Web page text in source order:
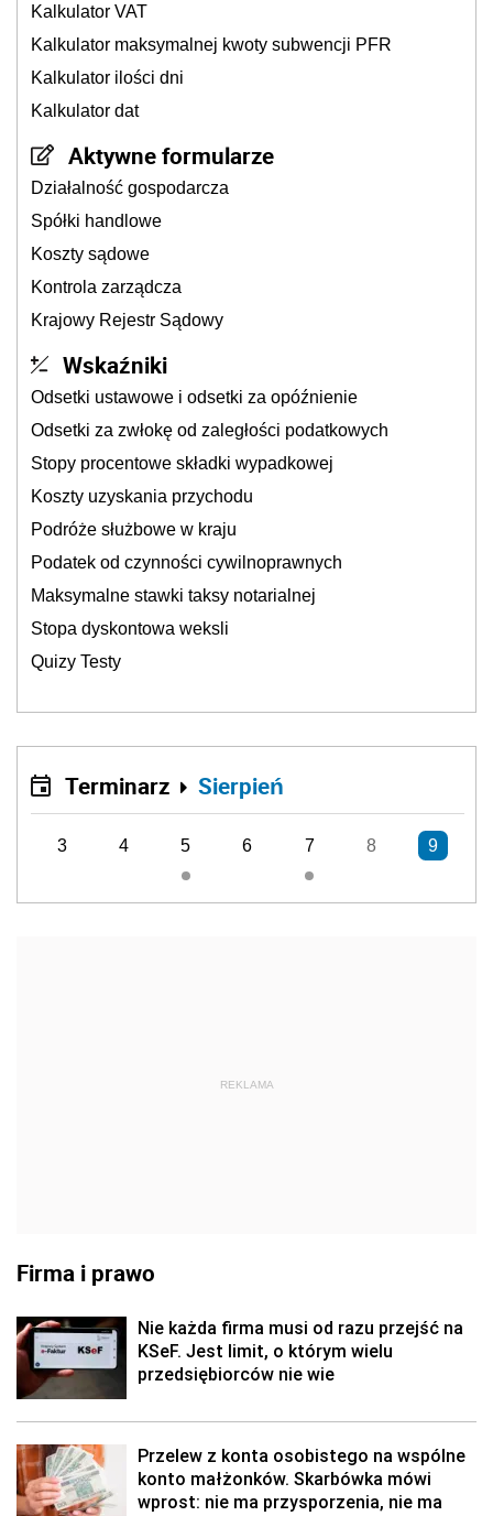
Kalkulator VAT
Kalkulator maksymalnej kwoty subwencji PFR
Kalkulator ilości dni
Kalkulator dat
Aktywne formularze
Działalność gospodarcza
Spółki handlowe
Koszty sądowe
Kontrola zarządcza
Krajowy Rejestr Sądowy
Wskaźniki
Odsetki ustawowe i odsetki za opóźnienie
Odsetki za zwłokę od zaległości podatkowych
Stopy procentowe składki wypadkowej
Koszty uzyskania przychodu
Podróże służbowe w kraju
Podatek od czynności cywilnoprawnych
Maksymalne stawki taksy notarialnej
Stopa dyskontowa weksli
Quizy Testy
Terminarz Sierpień
3 4 5 6 7 8 9
REKLAMA
Firma i prawo
Nie każda firma musi od razu przejść na
KSeF. Jest limit, o którym wielu
przedsiębiorców nie wie
Przelew z konta osobistego na wspólne
konto małżonków. Skarbówka mówi
wprost: nie ma przysporzenia, nie ma